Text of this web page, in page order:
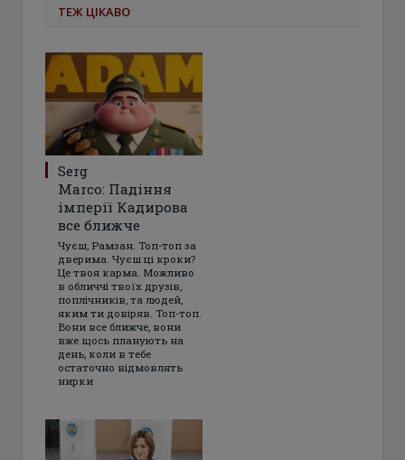
ТЕЖ ЦІКАВО
Serg
Marco: Падіння
імперії Кадирова
все ближче
Чуєш, Рамзан. Топ-топ за
дверима. Чуєш ці кроки?
Це твоя карма. Можливо
в обличчі твоїх друзів,
поплічників, та людей,
яким ти довіряв. Топ-топ.
Вони все ближче, вони
вже щось планують на
день, коли в тебе
остаточно відмовлять
нирки